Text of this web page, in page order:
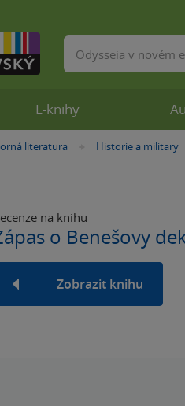
literatura »Historie a military
na knihu
o Benešovy
Zobrazit knihu
E-knihy
Vyhledávání